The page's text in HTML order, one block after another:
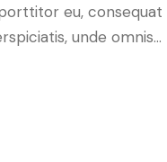
eu, consequat
unde omnis…